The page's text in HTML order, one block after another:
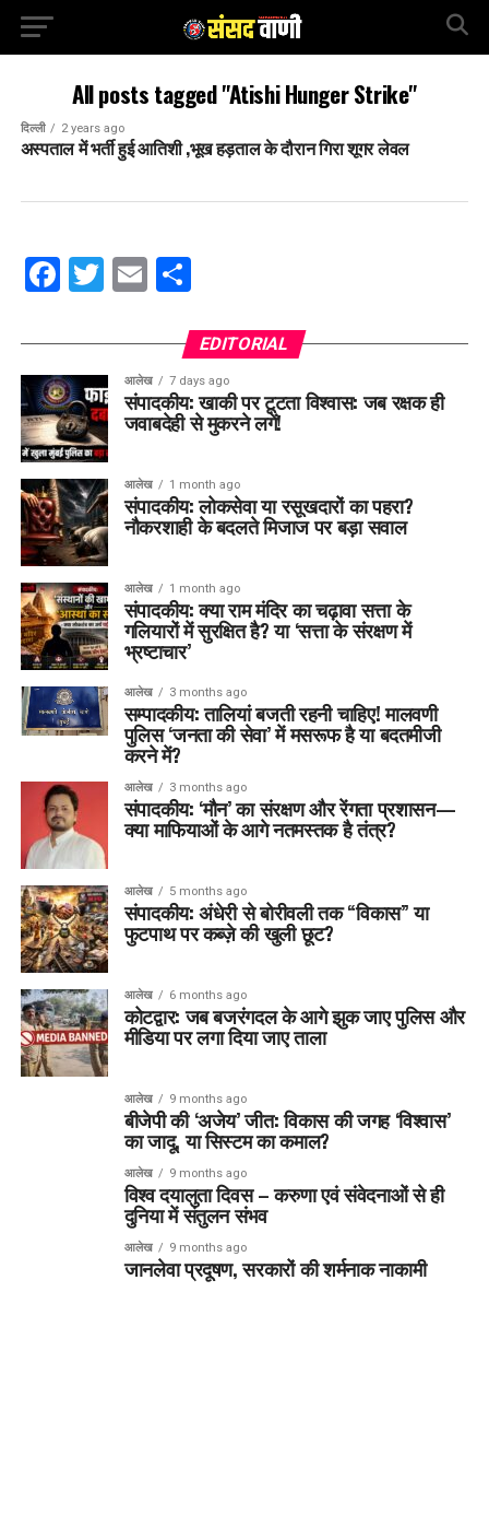
All posts tagged "Atishi Hunger Strike"
दिल्ली 2 years ago
अस्पताल में भर्ती हुई आतिशी ,भूख हड़ताल के दौरान गिरा शूगर लेवल
Facebook
Twitter
EmailShare
EDITORIAL
आलेख 7 days ago
संपादकीय: खाकी पर टूटता विश्वास: जब रक्षक ही
जवाबदेही से मुकरने लगें!
आलेख 1 month ago
संपादकीय: लोकसेवा या रसूखदारों का पहरा?
नौकरशाही के बदलते मिजाज पर बड़ा सवाल
आलेख 1 month ago
संपादकीय: क्या राम मंदिर का चढ़ावा सत्ता के
गलियारों में सुरक्षित है? या ‘सत्ता के संरक्षण में
भ्रष्टाचार’
आलेख 3 months ago
सम्पादकीय: तालियां बजती रहनी चाहिए! मालवणी
पुलिस ‘जनता की सेवा’ में मसरूफ है या बदतमीजी
करने में?
आलेख 3 months ago
संपादकीय: ‘मौन’ का संरक्षण और रेंगता प्रशासन—
क्या माफियाओं के आगे नतमस्तक है तंत्र?
आलेख 5 months ago
संपादकीय: अंधेरी से बोरीवली तक “विकास” या
फुटपाथ पर कब्ज़े की खुली छूट?
आलेख 6 months ago
कोटद्वार: जब बजरंगदल के आगे झुक जाए पुलिस और
मीडिया पर लगा दिया जाए ताला
आलेख 9 months ago
बीजेपी की ‘अजेय’ जीत: विकास की जगह ‘विश्वास’
का जादू, या सिस्टम का कमाल?
आलेख 9 months ago
विश्व दयालुता दिवस – करुणा एवं संवेदनाओं से ही
दुनिया में संतुलन संभव
आलेख 9 months ago
जानलेवा प्रदूषण, सरकारों की शर्मनाक नाकामी